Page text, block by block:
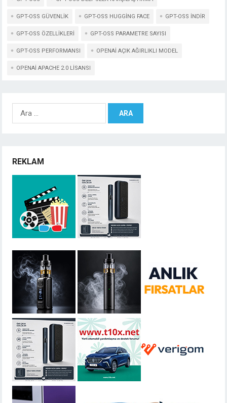
GPT-OSS GÜVENLIK GPT-OSS HUGGING FACE GPT-OSS INDIR
GPT-OSS ÖZELLIKLERI GPT-OSS PARAMETRE SAYISI
GPT-OSS PERFORMANSI OPENAI AÇIK AĞIRLIKLI MODEL
OPENAI APACHE 2.0 LISANSI
Arama:
REKLAM